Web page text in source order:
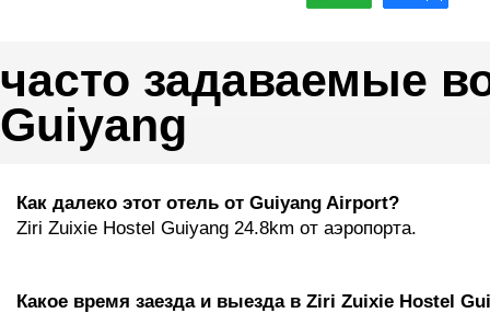
часто задаваемые
Guiyang
Как далеко этот отель от Guiyang Airport?
Ziri Zuixie Hostel Guiyang 24.8km от аэропорта.
Какое время заезда и выезда в Ziri Zuixie Hostel